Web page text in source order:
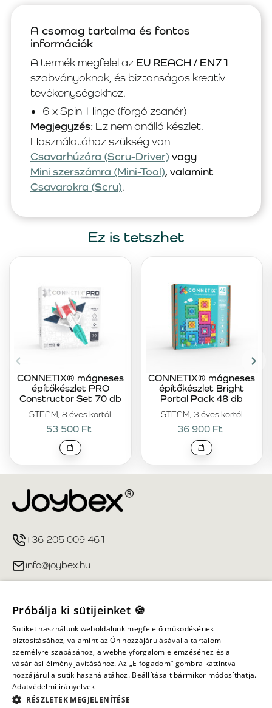
A csomag tartalma és fontos
információk
A termék megfelel az EU REACH / EN71
szabványoknak, és biztonságos kreatív
tevékenységekhez.
6 x Spin-Hinge (forgó zsanér)
Megjegyzés: Ez nem önálló készlet.
Használatához szükség van
Csavarhúzóra (Scru-Driver) vagy
Mini szerszámra (Mini-Tool), valamint
Csavarokra (Scru).
Ez is tetszhet
STEAM, 8 éves kortól
CONNETIX® mágneses
építőkészlet PRO
Constructor Set 70 db
53 500 Ft
STEAM, 3 éves kortól
CONNETIX® mágneses
építőkészlet Bright
Portal Pack 48 db
36 900 Ft
+36 205 009 461
info@joybex.hu
Fiókom
Információ
Minden jog fenntartva ©
Próbálja ki sütijeinket 🍪
Sütiket használunk weboldalunk megfelelő működésének
biztosításához, valamint az Ön hozzájárulásával a tartalom
személyre szabásához, a webhelyforgalom elemzéséhez és a
vásárlási élmény javításához. Az „Elfogadom” gombra kattintva
hozzájárul a sütik használatához. Beállításait bármikor módosíthatja.
Adatvédelmi irányelvek
RÉSZLETEK MEGJELENÍTÉSE